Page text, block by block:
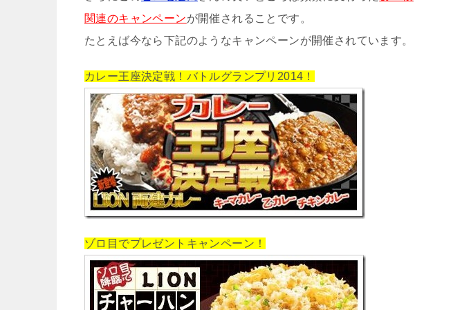
関連のキャンペーンが開催されることです。
たとえば今なら下記のようなキャンペーンが開催されています。
カレー王座決定戦！バトルグランプリ2014！
ゾロ目でプレゼントキャンペーン！